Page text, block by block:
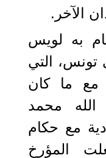
الآخر.
به لويس
1270م على تونس، التي
مع ما كان
الله محمد
مع حكام
المؤرخ